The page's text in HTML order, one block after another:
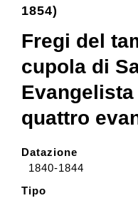
Dona
Cerca
English
1854)
Fregi del
cupola di
quattro
Datazione
1840-1844
Tipo